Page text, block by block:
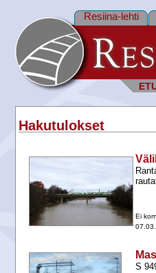
Resiina-lehti
Hakutulokset
Ei
S